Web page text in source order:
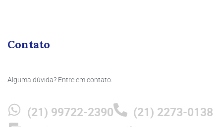
Contato
Alguma dúvida? Entre em contato:
(21) 99722-2390
(21) 2273-0138